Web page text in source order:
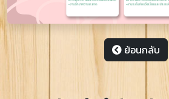
ย้อนกลับ